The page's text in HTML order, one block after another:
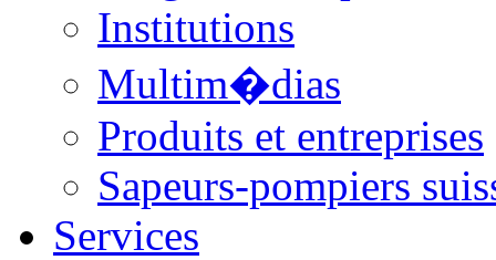
Institutions
Multim�dias
Produits et entreprises
Sapeurs-pompiers
Services